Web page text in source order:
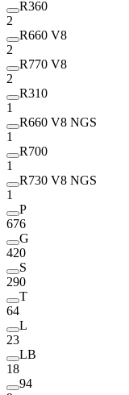
R360
2
R660 V8
2
R770 V8
2
R310
1
R660 V8 NGS
1
R700
1
R730 V8 NGS
1
P
676
G
420
S
290
T
64
L
23
LB
18
94